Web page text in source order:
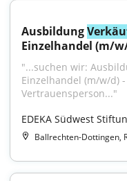
Ausbildung
Einzelhandel (m/
"...suchen wir:
Einzelhandel (m/w/d)
Vertrauensperson..."
EDEKA Südwest
Ballrechten-Dottingen,